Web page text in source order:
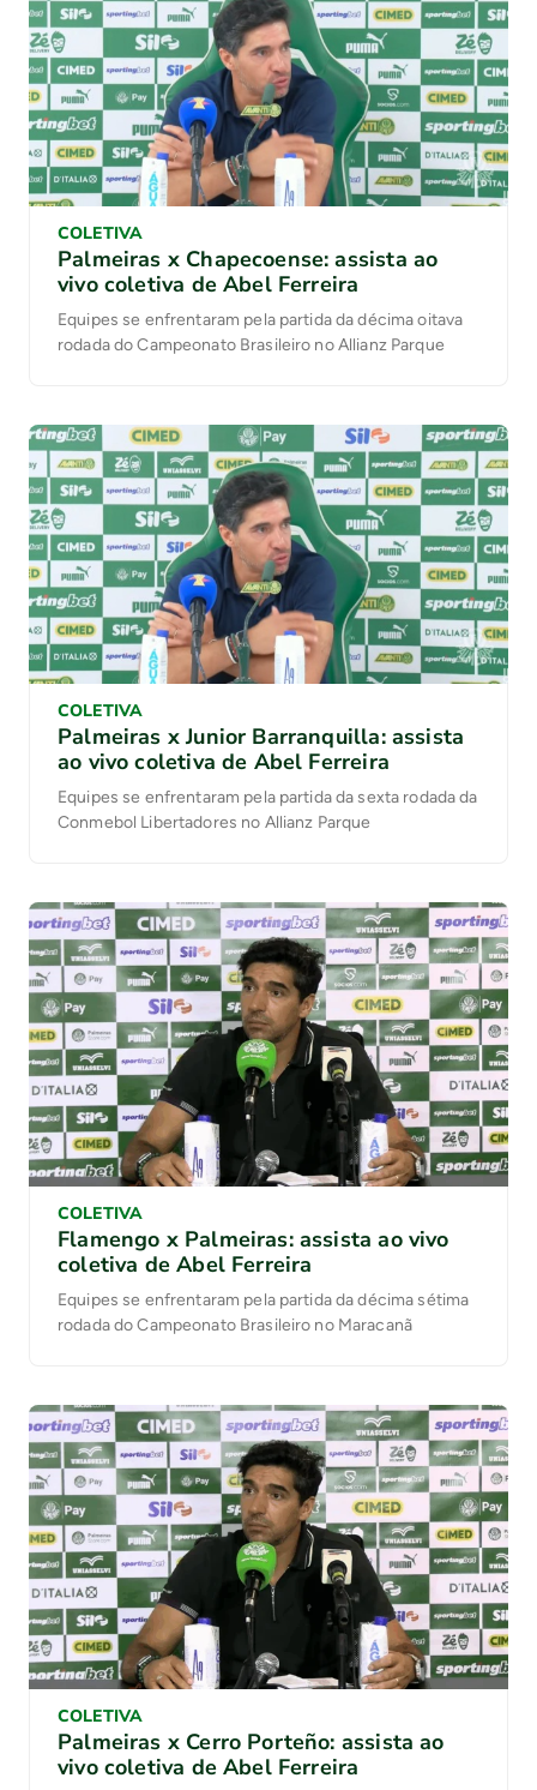
COLETIVA
Palmeiras x Chapecoense: assista ao
vivo coletiva de Abel Ferreira
Equipes se enfrentaram pela partida da décima oitava
rodada do Campeonato Brasileiro no Allianz Parque
COLETIVA
Palmeiras x Junior Barranquilla: assista
ao vivo coletiva de Abel Ferreira
Equipes se enfrentaram pela partida da sexta rodada da
Conmebol Libertadores no Allianz Parque
COLETIVA
Flamengo x Palmeiras: assista ao vivo
coletiva de Abel Ferreira
Equipes se enfrentaram pela partida da décima sétima
rodada do Campeonato Brasileiro no Maracanã
COLETIVA
Palmeiras x Cerro Porteño: assista ao
vivo coletiva de Abel Ferreira